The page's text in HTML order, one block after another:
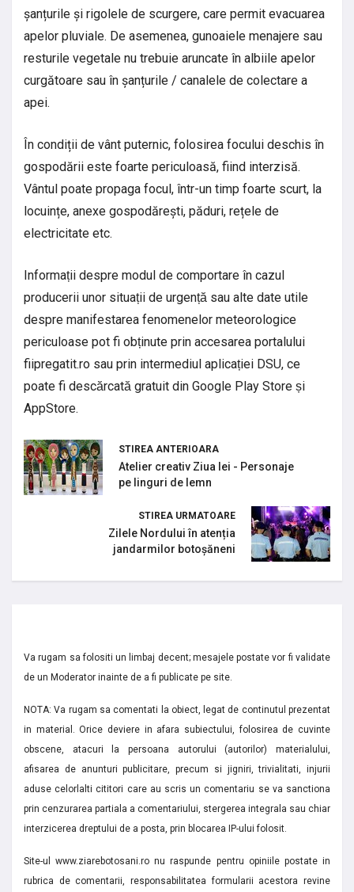
șanțurile și rigolele de scurgere, care permit evacuarea
apelor pluviale. De asemenea, gunoaiele menajere sau
resturile vegetale nu trebuie aruncate în albiile apelor
curgătoare sau în șanțurile / canalele de colectare a
apei.
În condiții de vânt puternic, folosirea focului deschis în
gospodării este foarte periculoasă, fiind interzisă.
Vântul poate propaga focul, într-un timp foarte scurt, la
locuințe, anexe gospodărești, păduri, rețele de
electricitate etc.
Informații despre modul de comportare în cazul
producerii unor situații de urgență sau alte date utile
despre manifestarea fenomenelor meteorologice
periculoase pot fi obținute prin accesarea portalului
fiipregatit.ro sau prin intermediul aplicației DSU, ce
poate fi descărcată gratuit din Google Play Store și
AppStore.
STIREA ANTERIOARA
Atelier creativ Ziua Iei - Personaje
pe linguri de lemn
STIREA URMATOARE
Zilele Nordului în atenția
jandarmilor botoșăneni
Va rugam sa folositi un limbaj decent; mesajele postate vor fi validate
de un Moderator inainte de a fi publicate pe site.
NOTA: Va rugam sa comentati la obiect, legat de continutul prezentat
in material. Orice deviere in afara subiectului, folosirea de cuvinte
obscene, atacuri la persoana autorului (autorilor) materialului,
afisarea de anunturi publicitare, precum si jigniri, trivialitati, injurii
aduse celorlalti cititori care au scris un comentariu se va sanctiona
prin cenzurarea partiala a comentariului, stergerea integrala sau chiar
interzicerea dreptului de a posta, prin blocarea IP-ului folosit.
Site-ul www.ziarebotosani.ro nu raspunde pentru opiniile postate in
rubrica de comentarii, responsabilitatea formularii acestora revine